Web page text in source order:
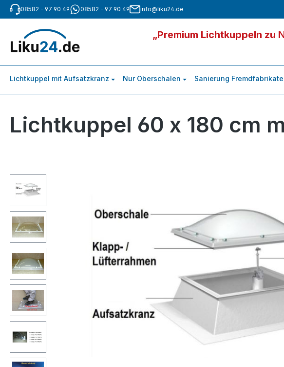
Hauptinhalt springen
Zur Suche springen
Zur Hauptnavigation springen
08582 - 97 90 49 08582 - 97 90 49 info@liku24.de
„Premium Lichtkuppeln zu
Lichtkuppel mit Aufsatzkranz Nur Oberschalen Sanierung Fremdfabrikate
Lichtkuppel 60 x 180 cm